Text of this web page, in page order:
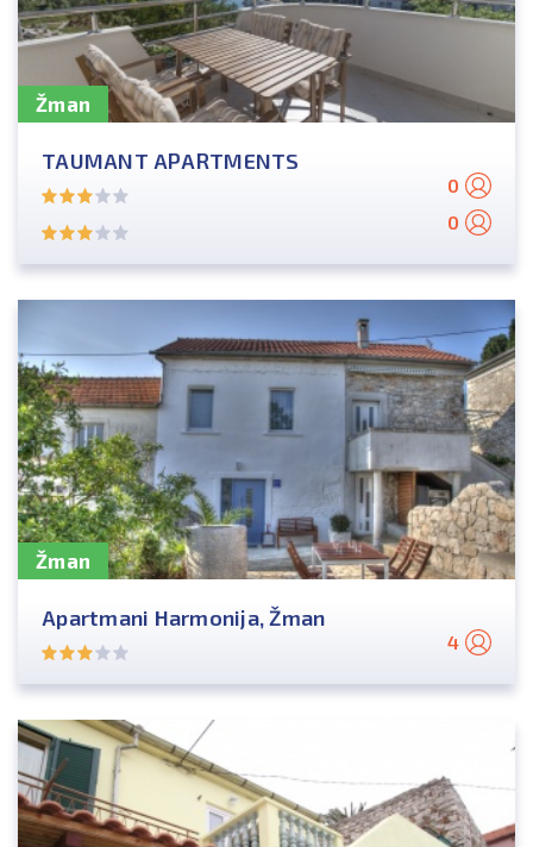
Žman
TAUMANT APARTMENTS
0
0
Žman
Apartmani Harmonija, Žman
4